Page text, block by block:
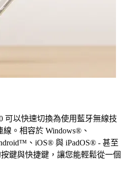
可以快速切換為使用藍牙無線技
。相容於 Windows®、
、iOS® 與 iPadOS® - 甚至
鍵與快捷鍵，讓您能輕鬆從一個